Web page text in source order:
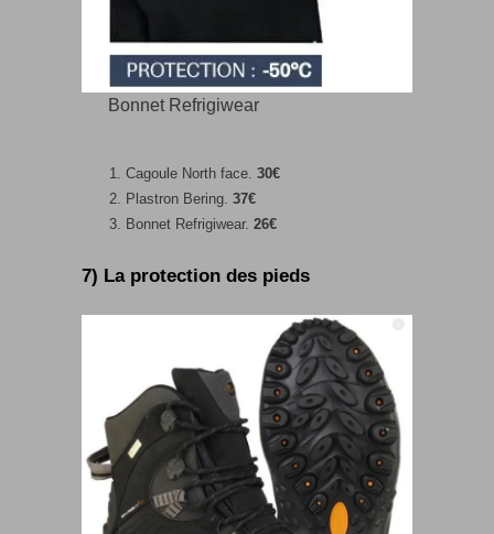
Bonnet Refrigiwear
Cagoule North face. 30€
Plastron Bering. 37€
Bonnet Refrigiwear. 26€
7) La protection des pieds